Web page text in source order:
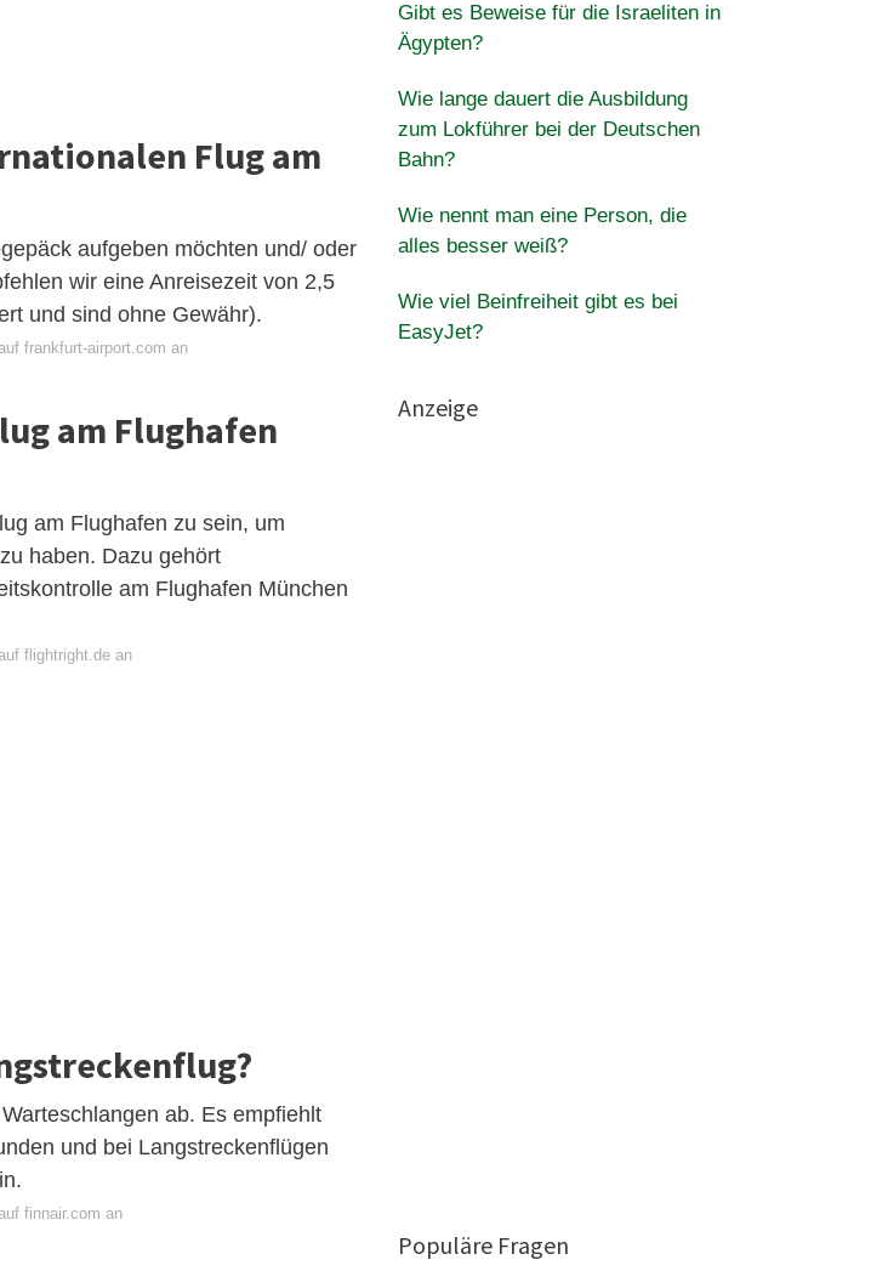
Flug am
aufgeben möchten und/ oder
wir eine Anreisezeit von 2,5
und sind ohne Gewähr).
frankfurt-airport.com an
am Flughafen
am Flughafen zu sein, um
haben. Dazu gehört
am Flughafen München
flightright.de an
ab. Es empfiehlt
und bei Langstreckenflügen
finnair.com an
Gibt es Beweise für die Israeliten in
Ägypten?
Wie lange dauert die Ausbildung
zum Lokführer bei der Deutschen
Bahn?
Wie nennt man eine Person, die
alles besser weiß?
Wie viel Beinfreiheit gibt es bei
EasyJet?
Anzeige
Populäre Fragen